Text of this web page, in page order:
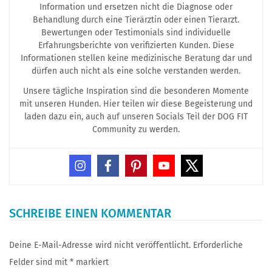
Information und ersetzen nicht die Diagnose oder
Behandlung durch eine Tierärztin oder einen Tierarzt.
Bewertungen oder Testimonials sind individuelle
Erfahrungsberichte von verifizierten Kunden. Diese
Informationen stellen keine medizinische Beratung dar und
dürfen auch nicht als eine solche verstanden werden.
Unsere tägliche Inspiration sind die besonderen Momente
mit unseren Hunden. Hier teilen wir diese Begeisterung und
laden dazu ein, auch auf unseren Socials Teil der DOG FIT
Community zu werden.
SCHREIBE EINEN KOMMENTAR
Deine E-Mail-Adresse wird nicht veröffentlicht. Erforderliche
Felder sind mit * markiert